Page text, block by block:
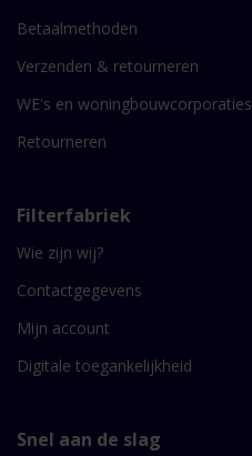
Betaalmethoden
Verzenden & retourneren
WE's en woningbouwcorporaties
Retourneren
Filterfabriek
Wie zijn wij?
Contactgegevens
Mijn account
Digitale toegankelijkheid
Snel aan de slag